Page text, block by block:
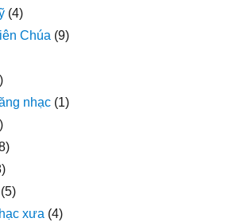
(4)
Chúa (9)
nhạc (1)
(5)
xưa (4)